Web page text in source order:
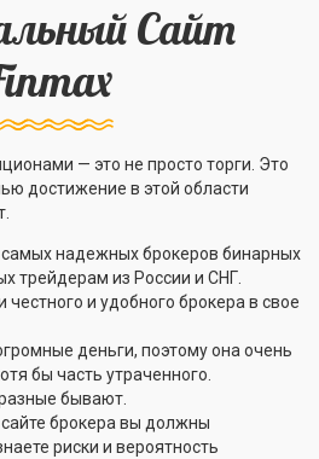
Сайт
— это не просто торги. Это
достижение в этой области
надежных брокеров бинарных
трейдерам из России и СНГ.
честного и удобного брокера в свое
деньги, поэтому она очень
бы часть утраченного.
бывают.
брокера вы должны
риски и вероятность